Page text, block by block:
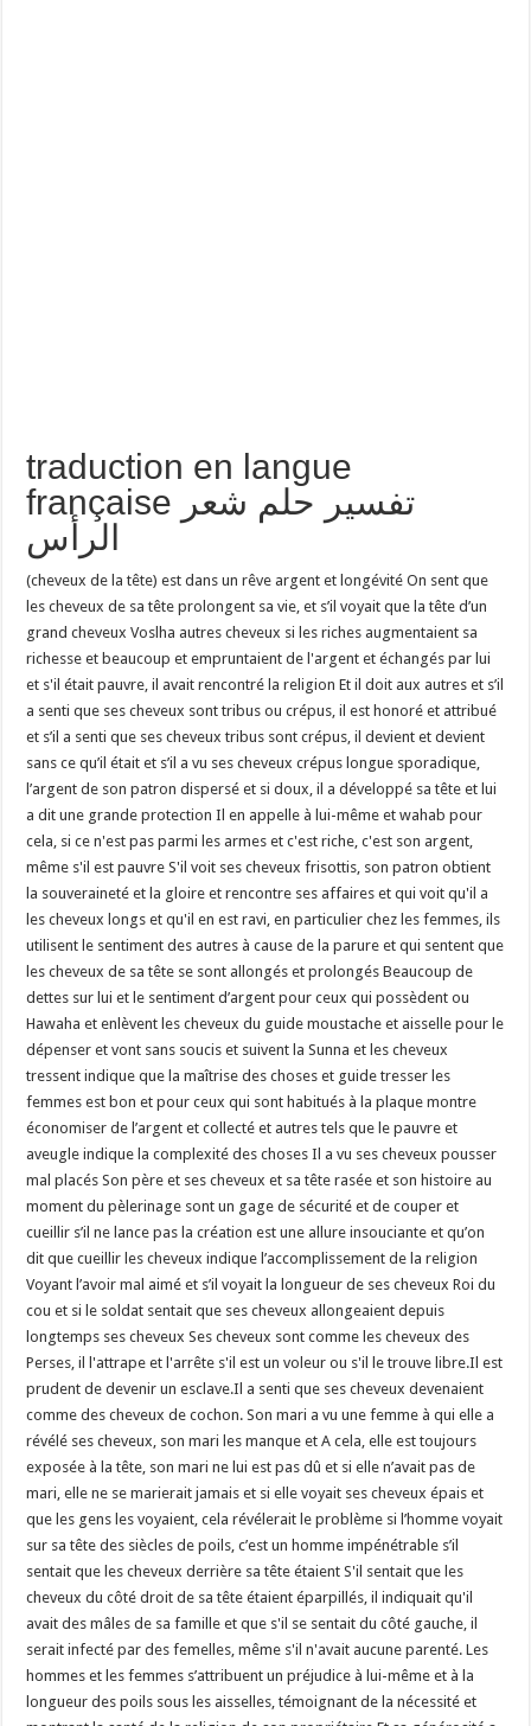
traduction en langue
française تفسير حلم شعر
الرأس
(cheveux de la tête) est dans un rêve argent et longévité On sent que
les cheveux de sa tête prolongent sa vie, et s’il voyait que la tête d’un
grand cheveux Voslha autres cheveux si les riches augmentaient sa
richesse et beaucoup et empruntaient de l'argent et échangés par lui
et s'il était pauvre, il avait rencontré la religion Et il doit aux autres et s’il
a senti que ses cheveux sont tribus ou crépus, il est honoré et attribué
et s’il a senti que ses cheveux tribus sont crépus, il devient et devient
sans ce qu’il était et s’il a vu ses cheveux crépus longue sporadique,
l’argent de son patron dispersé et si doux, il a développé sa tête et lui
a dit une grande protection Il en appelle à lui-même et wahab pour
cela, si ce n'est pas parmi les armes et c'est riche, c'est son argent,
même s'il est pauvre S'il voit ses cheveux frisottis, son patron obtient
la souveraineté et la gloire et rencontre ses affaires et qui voit qu'il a
les cheveux longs et qu'il en est ravi, en particulier chez les femmes, ils
utilisent le sentiment des autres à cause de la parure et qui sentent que
les cheveux de sa tête se sont allongés et prolongés Beaucoup de
dettes sur lui et le sentiment d’argent pour ceux qui possèdent ou
Hawaha et enlèvent les cheveux du guide moustache et aisselle pour le
dépenser et vont sans soucis et suivent la Sunna et les cheveux
tressent indique que la maîtrise des choses et guide tresser les
femmes est bon et pour ceux qui sont habitués à la plaque montre
économiser de l’argent et collecté et autres tels que le pauvre et
aveugle indique la complexité des choses Il a vu ses cheveux pousser
mal placés Son père et ses cheveux et sa tête rasée et son histoire au
moment du pèlerinage sont un gage de sécurité et de couper et
cueillir s’il ne lance pas la création est une allure insouciante et qu’on
dit que cueillir les cheveux indique l’accomplissement de la religion
Voyant l’avoir mal aimé et s’il voyait la longueur de ses cheveux Roi du
cou et si le soldat sentait que ses cheveux allongeaient depuis
longtemps ses cheveux Ses cheveux sont comme les cheveux des
Perses, il l'attrape et l'arrête s'il est un voleur ou s'il le trouve libre.Il est
prudent de devenir un esclave.Il a senti que ses cheveux devenaient
comme des cheveux de cochon. Son mari a vu une femme à qui elle a
révélé ses cheveux, son mari les manque et A cela, elle est toujours
exposée à la tête, son mari ne lui est pas dû et si elle n’avait pas de
mari, elle ne se marierait jamais et si elle voyait ses cheveux épais et
que les gens les voyaient, cela révélerait le problème si l’homme voyait
sur sa tête des siècles de poils, c’est un homme impénétrable s’il
sentait que les cheveux derrière sa tête étaient S'il sentait que les
cheveux du côté droit de sa tête étaient éparpillés, il indiquait qu'il
avait des mâles de sa famille et que s'il se sentait du côté gauche, il
serait infecté par des femelles, même s'il n'avait aucune parenté. Les
hommes et les femmes s’attribuent un préjudice à lui-même et à la
longueur des poils sous les aisselles, témoignant de la nécessité et